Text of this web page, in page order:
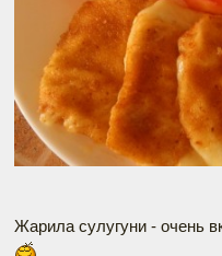
Жарила сулугуни - очень